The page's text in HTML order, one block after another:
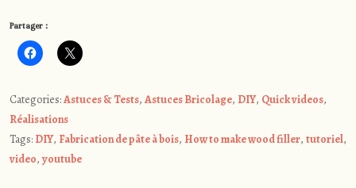
Partager :
Categories:Astuces & Tests, Astuces Bricolage, DIY, Quick videos,
Réalisations
Tags: DIY, Fabrication de pâte à bois, How to make wood filler, tutoriel,
video, youtube